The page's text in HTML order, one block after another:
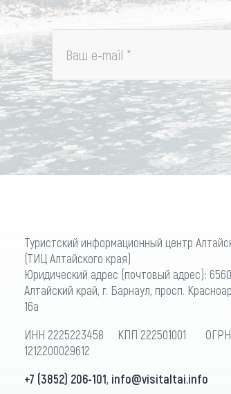
Ваш e-mail *
Туристский информационный центр
(ТИЦ Алтайского края)
Юридический адрес (почтовый адрес):
Алтайский край, г. Барнаул, просп.
16а
ИНН 2225223458 КПП 222501001 ОГРН
1212200029612
+7 (3852) 206-101, info@visitaltai.info